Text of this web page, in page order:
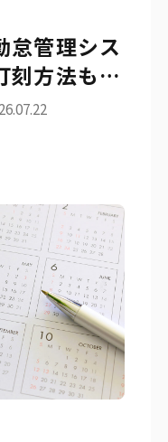
怠管理シス
刻方法も解